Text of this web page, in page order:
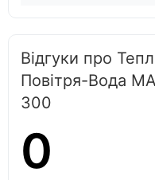
Відгуки про
Повітря-Вода
300
0